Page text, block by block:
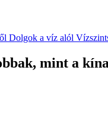
Dolgok a víz alól
mint a